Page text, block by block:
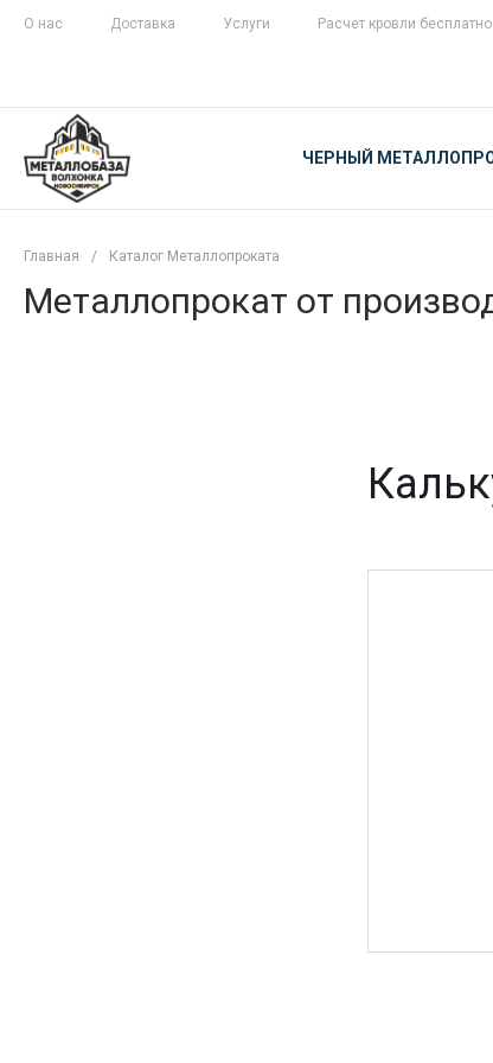
О нас Доставка Услуги Расчет кровли бесплатно
ЧЕРНЫЙ
Главная / Каталог Металлопроката
Металлопрокат от